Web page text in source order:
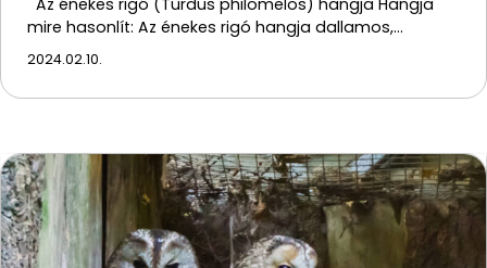
Az énekes rigó (Turdus philomelos) hangja Hangja
mire hasonlít: Az énekes rigó hangja dallamos,…
2024.02.10.